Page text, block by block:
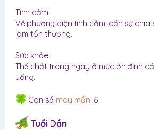
Tình cảm:
Về phương diện tình cảm, cần sự chia
làm tổn thương.
Sức khỏe:
Thể chất trong ngày ở mức ổn định
uống.
Con số may mắn: 6
Tuổi Dần